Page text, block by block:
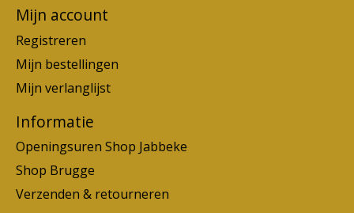
Mijn account
Registreren
Mijn bestellingen
Mijn verlanglijst
Informatie
Openingsuren Shop Jabbeke
Shop Brugge
Verzenden & retourneren